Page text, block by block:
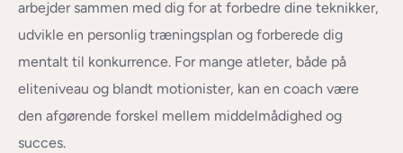
arbejder sammen med dig for at forbedre dine teknikker,
udvikle en personlig træningsplan og forberede dig
mentalt til konkurrence. For mange atleter, både på
eliteniveau og blandt motionister, kan en coach være
den afgørende forskel mellem middelmådighed og
succes.